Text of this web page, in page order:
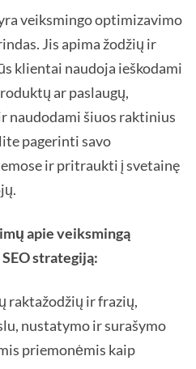
veiksmingo optimizavimo
Jis apima žodžių ir
klientai naudoja ieškodami
ar paslaugų,
naudodami šiuos raktinius
pagerinti savo
ir pritraukti į svetainę
apie veiksmingą
strategiją:
raktažodžių ir frazių,
nustatymo ir surašymo
priemonėmis kaip